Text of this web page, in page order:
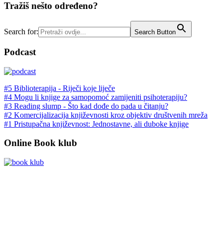
Tražiš nešto određeno?
Search for: Search Button
Podcast
#5 Biblioterapija - Riječi koje liječe
#4 Mogu li knjige za samopomoć zamijeniti psihoterapiju?
#3 Reading slump - Što kad dođe do pada u čitanju?
#2 Komercijalizacija književnosti kroz objektiv društvenih mreža
#1 Pristupačna književnost: Jednostavne, ali duboke knjige
Online Book klub